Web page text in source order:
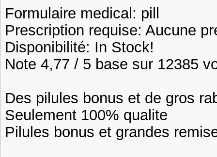
Formulaire medical: pill
Prescription requise: Aucune
Disponibilité: In Stock!
Note 4,77 / 5 base sur 12385
Des pilules bonus et de gros
Seulement 100% qualite
Pilules bonus et grandes